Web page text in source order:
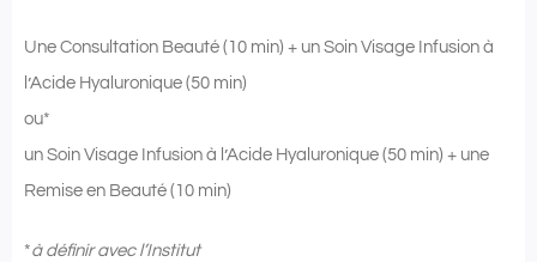
Une Consultation Beauté (10 min) + un Soin Visage Infusion à
l’Acide Hyaluronique (50 min)
ou*
un Soin Visage Infusion à l’Acide Hyaluronique (50 min) + une
Remise en Beauté (10 min)
*à définir avec l’Institut